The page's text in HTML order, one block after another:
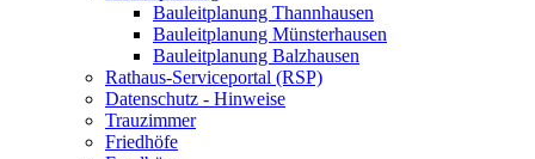
Bauleitplanung Thannhausen
Bauleitplanung Münsterhausen
Bauleitplanung Balzhausen
Rathaus-Serviceportal (RSP)
Datenschutz - Hinweise
Trauzimmer
Friedhöfe